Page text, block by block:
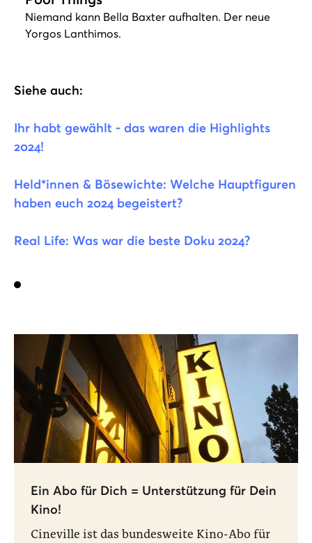
Niemand kann Bella Baxter aufhalten. Der neue
Yorgos Lanthimos.
Siehe auch:
Ihr habt gewählt - das waren die Highlights
2024!
Held*innen & Bösewichte: Welche Hauptfiguren
haben euch 2024 begeistert?
Real Life: Was war die beste Doku 2024?
Ein Abo für Dich = Unterstützung für Dein
Kino!
Cineville ist das bundesweite Kino-Abo für